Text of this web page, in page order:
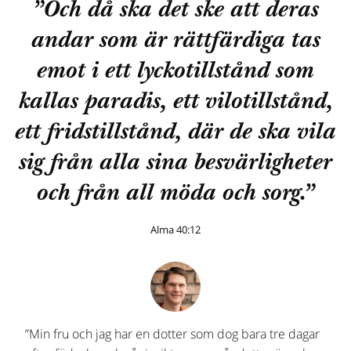
”Och då ska det ske att deras
andar som är rättfärdiga tas
emot i ett lyckotillstånd som
kallas paradis, ett vilotillstånd,
ett fridstillstånd, där de ska vila
sig från alla sina besvärligheter
och från all möda och sorg.”
Alma 40:12
”Min fru och jag har en dotter som dog bara tre dagar